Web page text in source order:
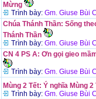
Mừng
Trình bày: Gm. Giuse Bùi
Chúa Thánh Thần: Sống
Thánh Thần
Trình bày: Gm. Giuse Bùi
CN 4 PS A: Ơn gọi gieo
Trình bày: Gm. Giuse Bùi
Mùng 2 Tết: Ý nghĩa Mùng 2
Trình bày: Gm. Giuse Bùi